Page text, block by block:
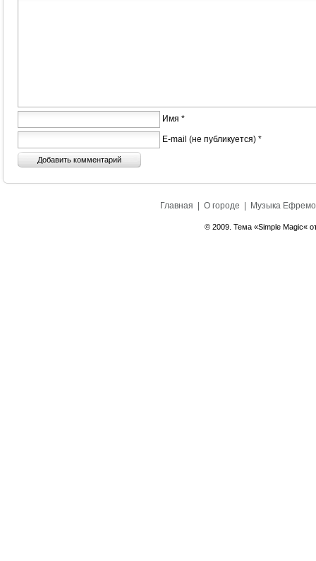
Имя *
E-mail (не публикуется) *
Главная О городе Музыка
© 2009. Тема «Simple Magic«